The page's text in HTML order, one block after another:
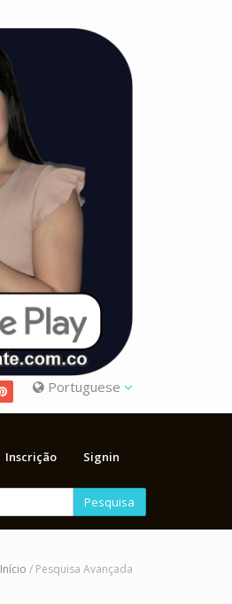
Portuguese
Inscrição Signin
Pesquisa
Início / Pesquisa Avançada